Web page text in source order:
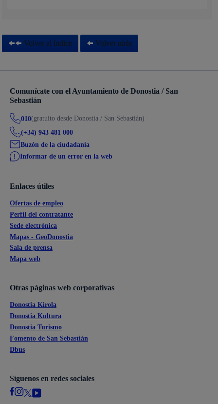
Volver al índice Volver atrás
Comunícate con el Ayuntamiento de Donostia / San
Sebastián
010(gratuito desde Donostia / San Sebastián)
(+34) 943 481 000
Buzón de la ciudadanía
Informar de un error en la web
Enlaces útiles
Ofertas de empleo
Perfil del contratante
Sede electrónica
Mapas - GeoDonostia
Sala de prensa
Mapa web
Otras páginas web corporativas
Donostia Kirola
Donostia Kultura
Donostia Turismo
Fomento de San Sebastián
Dbus
Síguenos en redes sociales